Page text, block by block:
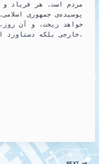
مردم است. هر فریاد و
پوسیده‌ی جمهوری
خواهد ریخت، و آن
خارجی بلکه دستاورد اراده‌ی ملت ایران خواهد بود.